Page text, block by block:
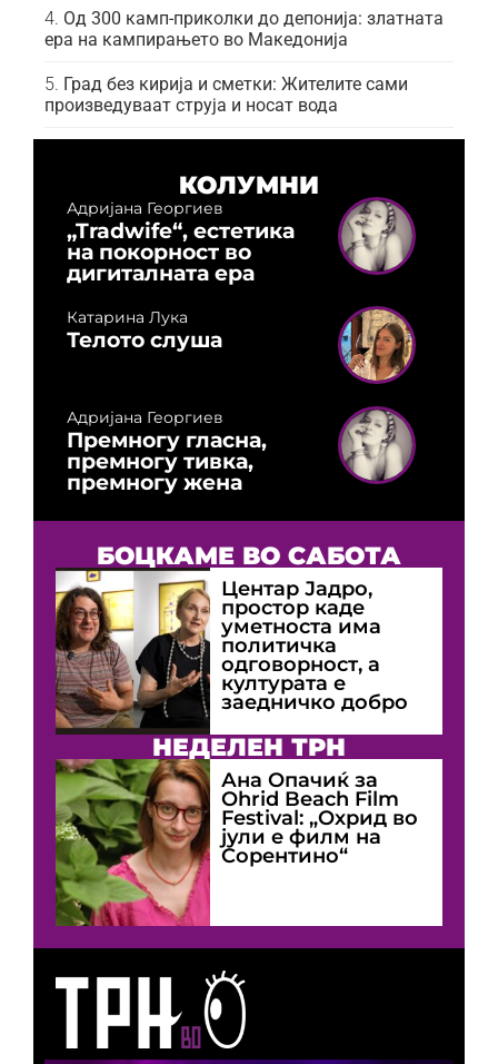
Од 300 камп-приколки до депонија: златната
ера на кампирањето во Македонија
Град без кирија и сметки: Жителите сами
произведуваат струја и носат вода
КОЛУМНИ
Адријана Георгиев
„Tradwife“, естетика
на покорност во
дигиталната ера
Катарина Лука
Телото слуша
Адријана Георгиев
Премногу гласна,
премногу тивка,
премногу жена
БОЦКАМЕ ВО САБОТА
Центар Јадро,
простор каде
уметноста има
политичка
одговорност, а
културата е
заедничко добро
НЕДЕЛЕН ТРН
Ана Опачиќ за
Оhrid Beach Film
Festival: „Охрид во
јули е филм на
Сорентино“